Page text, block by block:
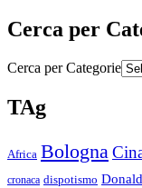
Cerca per
Cerca per Categorie
TAg
Africa Bologna
cronaca dispotismo